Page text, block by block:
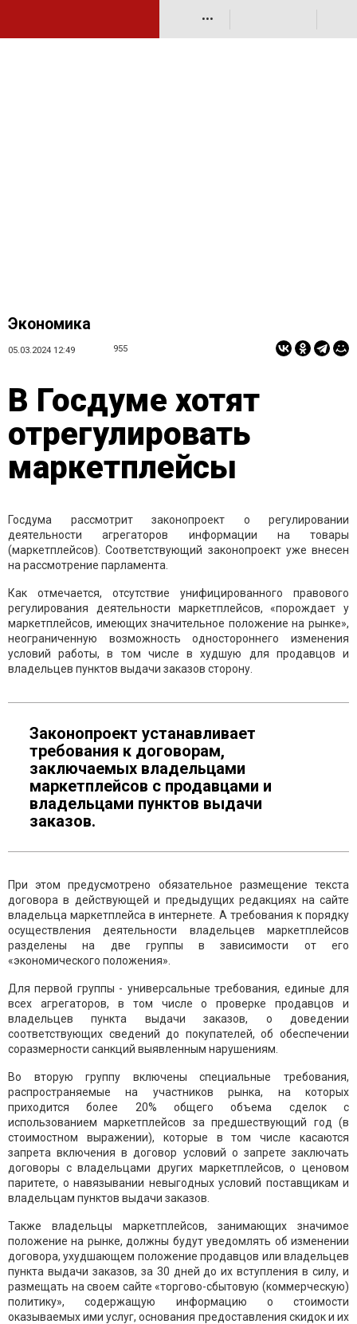
•••
Экономика
05.03.2024 12:49 955
В Госдуме хотят
отрегулировать
маркетплейсы
Госдума рассмотрит законопроект о регулировании
деятельности агрегаторов информации на товары
(маркетплейсов). Соответствующий законопроект уже внесен
на рассмотрение парламента.
Как отмечается, отсутствие унифицированного правового
регулирования деятельности маркетплейсов, «порождает у
маркетплейсов, имеющих значительное положение на рынке»,
неограниченную возможность одностороннего изменения
условий работы, в том числе в худшую для продавцов и
владельцев пунктов выдачи заказов сторону.
Законопроект устанавливает
требования к договорам,
заключаемых владельцами
маркетплейсов с продавцами и
владельцами пунктов выдачи
заказов.
При этом предусмотрено обязательное размещение текста
договора в действующей и предыдущих редакциях на сайте
владельца маркетплейса в интернете. А требования к порядку
осуществления деятельности владельцев маркетплейсов
разделены на две группы в зависимости от его
«экономического положения».
Для первой группы - универсальные требования, единые для
всех агрегаторов, в том числе о проверке продавцов и
владельцев пункта выдачи заказов, о доведении
соответствующих сведений до покупателей, об обеспечении
соразмерности санкций выявленным нарушениям.
Во вторую группу включены специальные требования,
распространяемые на участников рынка, на которых
приходится более 20% общего объема сделок с
использованием маркетплейсов за предшествующий год (в
стоимостном выражении), которые в том числе касаются
запрета включения в договор условий о запрете заключать
договоры с владельцами других маркетплейсов, о ценовом
паритете, о навязывании невыгодных условий поставщикам и
владельцам пунктов выдачи заказов.
Также владельцы маркетплейсов, занимающих значимое
положение на рынке, должны будут уведомлять об изменении
договора, ухудшающем положение продавцов или владельцев
пункта выдачи заказов, за 30 дней до их вступления в силу, и
размещать на своем сайте «торгово-сбытовую (коммерческую)
политику», содержащую информацию о стоимости
оказываемых ими услуг, основания предоставления скидок и их